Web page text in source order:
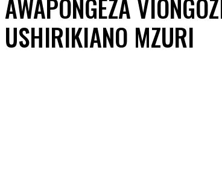
AWAPONGEZA
USHIRIKIANO MZURI